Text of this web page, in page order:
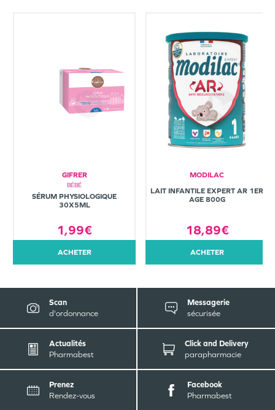
GIFRER
BÉBÉ
SÉRUM PHYSIOLOGIQUE
30X5ML
1,99€
ACHETER
MODILAC
LAIT INFANTILE EXPERT AR 1ER
AGE 800G
18,89€
ACHETER
Scan
d'ordonnance
Messagerie
sécurisée
Actualités
Pharmabest
Click and Delivery
parapharmacie
Prenez
Rendez-vous
Facebook
Pharmabest